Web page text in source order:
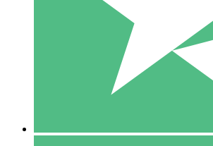
1 Téléchargement
10 00